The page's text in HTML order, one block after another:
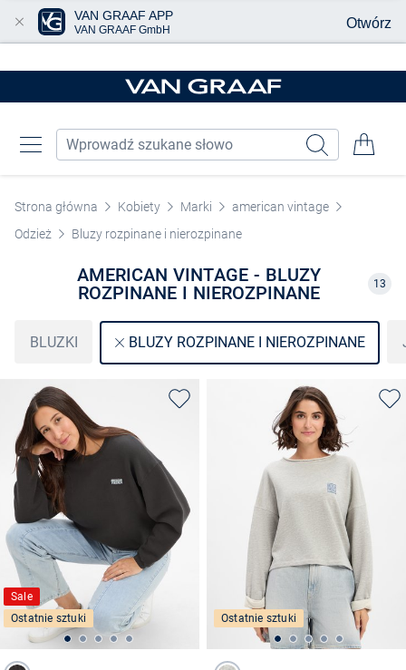
Strona główna Kobiety Marki
american vintage
Odzież
Bluzy rozpinane i nierozpinane
AMERICAN VINTAGE - BLUZY
ROZPINANE I NIEROZPINANE
13
BLUZKI BLUZY ROZPINANE I NIEROZPINANE
Sale
Ostatnie sztuki
Ostatnie sztuki
VAN GRAAF APP
VAN GRAAF GmbH Otwórz